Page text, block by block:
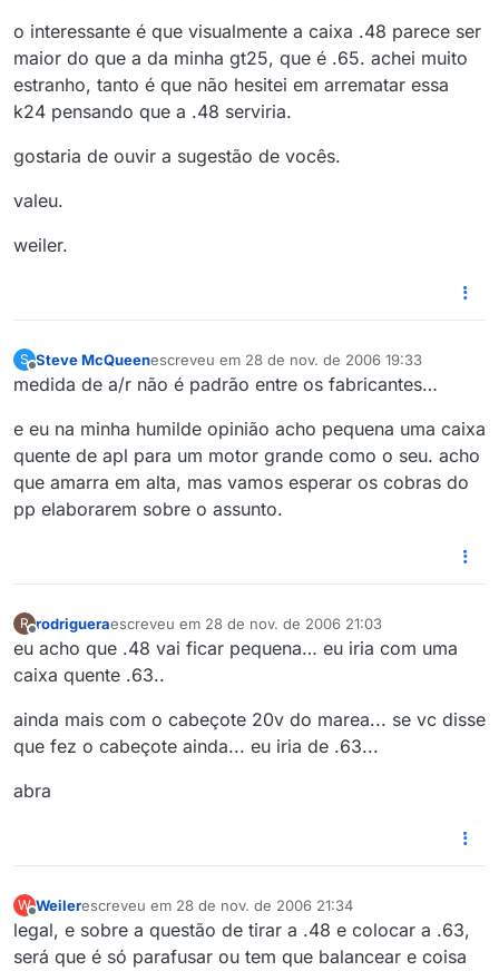
o interessante é que visualmente a caixa .48 parece ser
maior do que a da minha gt25, que é .65. achei muito
estranho, tanto é que não hesitei em arrematar essa
k24 pensando que a .48 serviria.
gostaria de ouvir a sugestão de vocês.
valeu.
weiler.
S
Offline
Steve McQueenescreveu em 28 de nov. de 2006 19:33
última edição por
medida de a/r não é padrão entre os fabricantes…
e eu na minha humilde opinião acho pequena uma caixa
quente de apl para um motor grande como o seu. acho
que amarra em alta, mas vamos esperar os cobras do
pp elaborarem sobre o assunto.
R
Offline
rodrigueraescreveu em 28 de nov. de 2006 21:03
última edição por
eu acho que .48 vai ficar pequena… eu iria com uma
caixa quente .63..
ainda mais com o cabeçote 20v do marea... se vc disse
que fez o cabeçote ainda... eu iria de .63...
abra
W
Offline
Weilerescreveu em 28 de nov. de 2006 21:34
última edição por
legal, e sobre a questão de tirar a .48 e colocar a .63,
será que é só parafusar ou tem que balancear e coisa